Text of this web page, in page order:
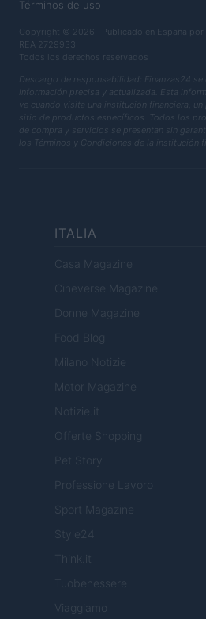
Términos de uso
Copyright © 2026 · Publicado en España por
REA 2729933
Todos los derechos reservados
Descargo de responsabilidad: Finanzas24 se
información precisa y actualizada. Esta
ve cuando visita una institución financiera,
sitio de productos específicos. Todos los
de compra y servicios se presentan sin
los Términos y Condiciones de la institución
ITALIA
Casa Magazine
Cineverse Magazine
Donne Magazine
Food Blog
Milano Notizie
Motor Magazine
Notizie.it
Offerte Shopping
Pet Story
Professione Lavoro
Sport Magazine
Style24
Think.it
Tuobenessere
Viaggiamo